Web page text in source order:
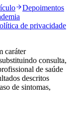
Depoimentos
de privacidade
caráter
consulta,
de saúde
descritos
de sintomas,